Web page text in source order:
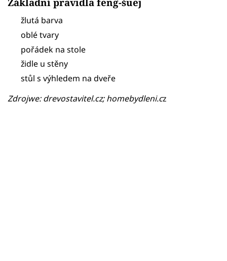
žlutá barva
oblé tvary
pořádek na stole
židle u stěny
stůl s výhledem na dveře
Zdrojwe: drevostavitel.cz; homebydleni.cz